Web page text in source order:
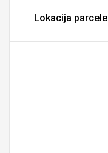
Lokacija parcele